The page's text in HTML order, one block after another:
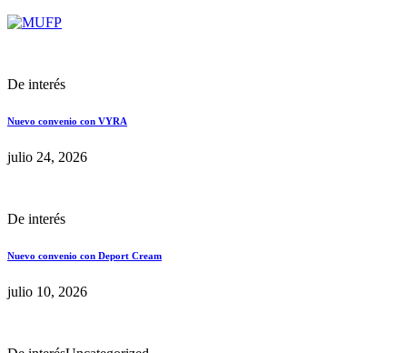
De interés
Nuevo convenio con VYRA
julio 24, 2026
De interés
Nuevo convenio con Deport Cream
julio 10, 2026